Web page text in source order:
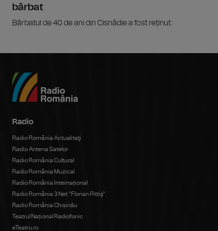
bărbat
Bărbatul de 40 de ani din Cisnădie a fost reținut.
Radio
Radio România Actualitaţi
Radio Antena Satelor
Radio România Cultural
Radio România Muzical
Radio România Internațional
Radio România 3 Net "Florian Pittiş"
Radio România Chișinău
Teatrul Național Radiofonic
eTeatru.ro